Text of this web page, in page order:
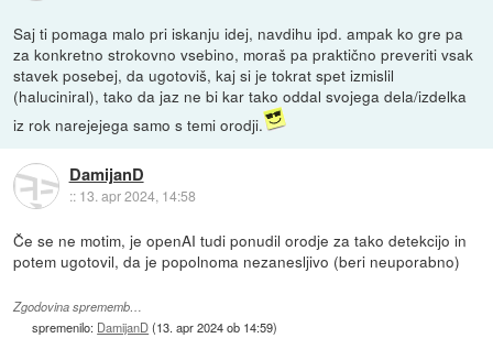
Saj ti pomaga malo pri iskanju idej, navdihu ipd. ampak ko gre pa
za konkretno strokovno vsebino, moraš pa praktično preveriti vsak
stavek posebej, da ugotoviš, kaj si je tokrat spet izmislil
(haluciniral), tako da jaz ne bi kar tako oddal svojega dela/izdelka
iz rok narejejega samo s temi orodji.
DamijanD
:: 13. apr 2024, 14:58
Če se ne motim, je openAI tudi ponudil orodje za tako detekcijo in
potem ugotovil, da je popolnoma nezanesljivo (beri neuporabno)
Zgodovina sprememb…
spremenilo: DamijanD(13. apr 2024 ob 14:59)